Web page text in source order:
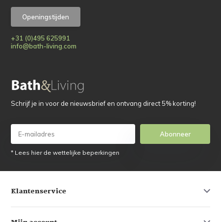
Openingstijden
+31 (0)495 625991
info@bath-living.com
Schrijf je in voor de nieuwsbrief en ontvang direct 5% korting!
Abonneer
* Lees hier de wettelijke beperkingen
Klantenservice